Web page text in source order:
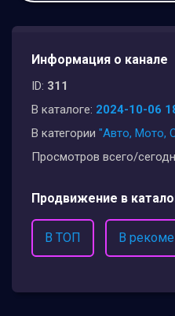
Информация о канале
ID: 311
В каталоге: 2024-10-06
В категории "Авто, Мото,
Просмотров всего/
Продвижение в
В ТОП В